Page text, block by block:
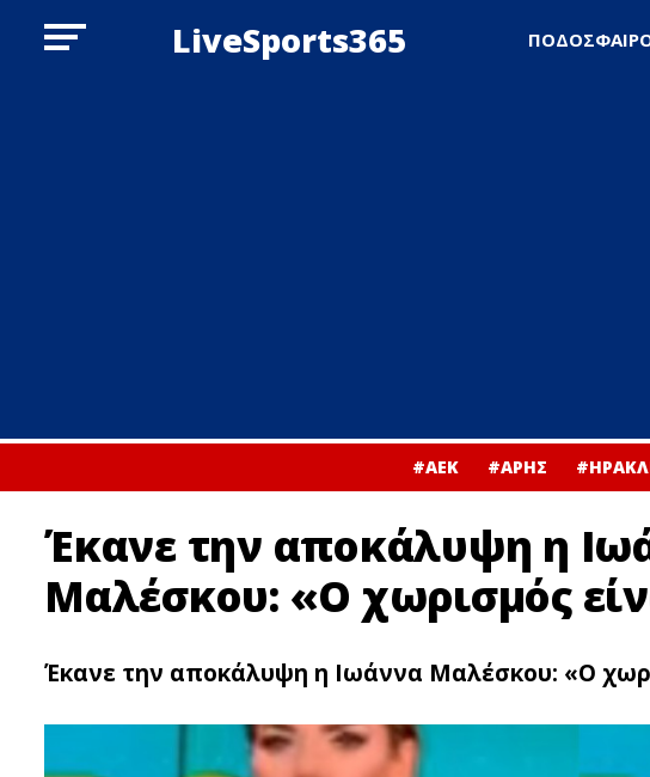
LiveSports365
#ΑΕΚ #ΑΡΗΣ
Έκανε την αποκάλυψη η
Μαλέσκου: «Ο χωρισμός
Έκανε την αποκάλυψη η Ιωάννα Μαλέσκου: «Ο